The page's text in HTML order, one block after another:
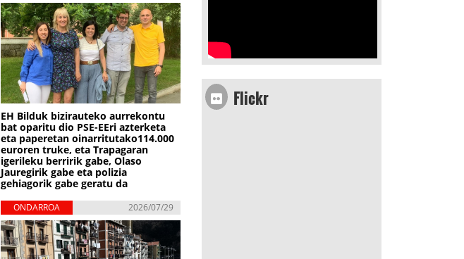
EH Bilduk bizirauteko aurrekontu
bat oparitu dio PSE-EEri azterketa
eta paperetan oinarritutako114.000
euroren truke, eta Trapagaran
igerileku berririk gabe, Olaso
Jauregirik gabe eta polizia
gehiagorik gabe geratu da
ONDARROA 2026/07/29
Flickr